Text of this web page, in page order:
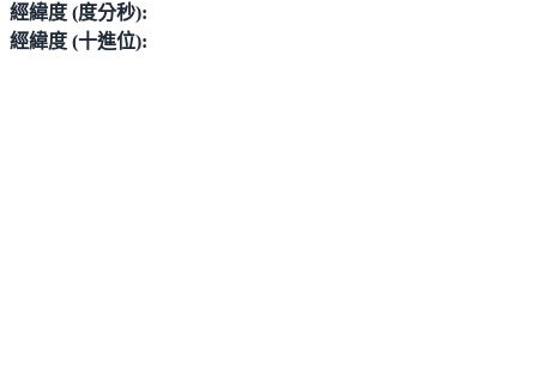
經緯度 (度分秒):
經緯度 (十進位):